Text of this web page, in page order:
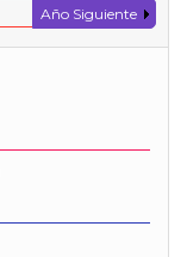
Año Siguiente